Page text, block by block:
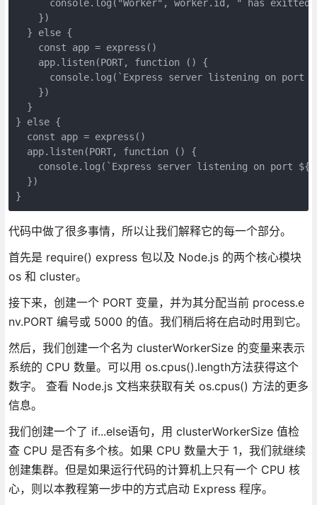
console.log("Worker", worker.id, " has
    })
  } else {
    const app = express()
    app.listen(PORT, function () {
console.log(`Express server listening on port
    })
  }
} else {
  const app = express()
  app.listen(PORT, function () {
console.log(`Express server listening on port
  })
代码中做了很多事情，所以让我们解释它的每一个部分。
首先是 require() express 包以及 Node.js 的两个核心模块
os 和 cluster。
接下来，创建一个 PORT 变量，并为其分配当前 process.e
nv.PORT 编号或 5000 的值。我们稍后将在启动时用到它。
然后，我们创建一个名为 clusterWorkerSize 的变量来表示
系统的 CPU 数量。可以用 os.cpus().length方法获得这个
数字。 查看 Node.js 文档来获取有关 os.cpus() 方法的更多
信息。
我们创建一个了 if...else语句，用 clusterWorkerSize 值检
查 CPU 是否有多个核。如果 CPU 数量大于 1，我们就继续
创建集群。但是如果运行代码的计算机上只有一个 CPU 核
心，则以本教程第一步中的方式启动 Express 程序。